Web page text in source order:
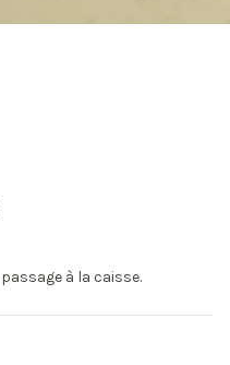
à la caisse.